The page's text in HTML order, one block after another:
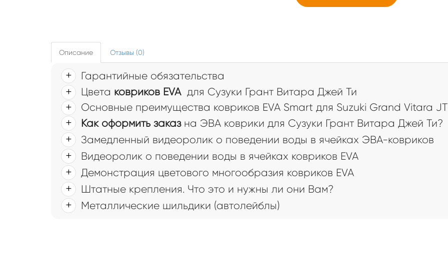
Описание Отзывы (0)
Гарантийные обязательства
Цвета ковриков EVAдля Сузуки Грант Витара Джей Ти
Основные преимущества ковриков EVA Smart для Suzuki Grand Vitara JT
Как оформить заказна ЭВА коврики для Сузуки Грант Витара Джей Ти?
Замедленный видеоролик о поведении воды в ячейках ЭВА-ковриков
Видеоролик о поведении воды в ячейках ковриков EVA
Демонстрация цветового многообразия ковриков EVA
Штатные крепления. Что это и нужны ли они Вам?
Металлические шильдики (автолейблы)